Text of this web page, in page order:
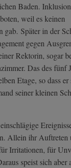
Baden.
weil es keinen
gab. Später in der
gegen
Rektorin, sogar
Das des fünf
Etage, so dass
seiner kleinen
Allein ihr Auftreten
Irritationen, für
speist sich aber